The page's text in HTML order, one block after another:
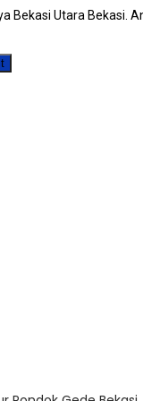
Bekasi Utara Bekasi.